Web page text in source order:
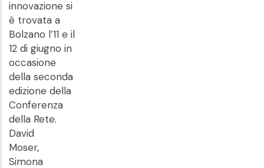
innovazione si
è trovata a
Bolzano l’11 e il
12 di giugno in
occasione
della seconda
edizione della
Conferenza
della Rete.
David
Moser,
Simona